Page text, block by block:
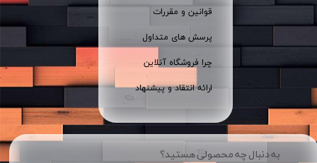
قوانین و مقررات
پرسش های متداول
چرا فروشگاه آنلاین
ارائه انتقاد و پیشنهاد
به دنبال چه محصولی هستید؟